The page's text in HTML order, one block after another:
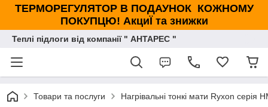
ТЕРМОРЕГУЛЯТОР В ПОДАУНОК КОЖНОМУ
ПОКУПЦЮ! АкциЇ та знижки
Теплі підлоги від компанії " АНТАРЕС "
Товари та послуги Нагрівальні тонкі мати Ryxon